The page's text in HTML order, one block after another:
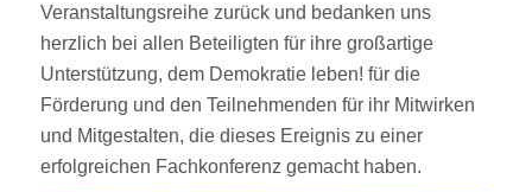
Veranstaltungsreihe zurück und bedanken uns
herzlich bei allen Beteiligten für ihre großartige
Unterstützung, dem Demokratie leben! für die
Förderung und den Teilnehmenden für ihr Mitwirken
und Mitgestalten, die dieses Ereignis zu einer
erfolgreichen Fachkonferenz gemacht haben.